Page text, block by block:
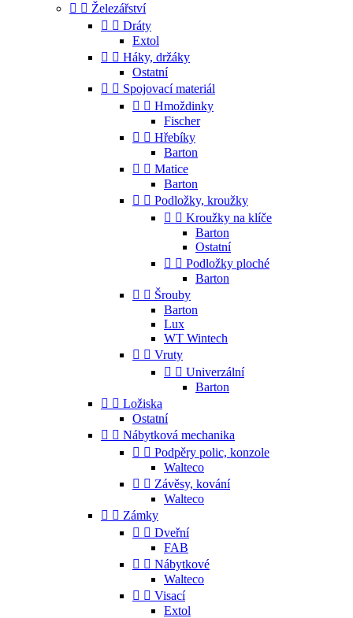
  Železářství
  Dráty
Extol
  Háky, držáky
Ostatní
  Spojovací materiál
  Hmoždinky
Fischer
  Hřebíky
Barton
  Matice
Barton
  Podložky, kroužky
  Kroužky na klíče
Barton
Ostatní
  Podložky ploché
Barton
  Šrouby
Barton
Lux
WT Wintech
  Vruty
  Univerzální
Barton
  Ložiska
Ostatní
  Nábytková mechanika
  Podpěry polic, konzole
Walteco
  Závěsy, kování
Walteco
  Zámky
  Dveřní
FAB
  Nábytkové
Walteco
  Visací
Extol